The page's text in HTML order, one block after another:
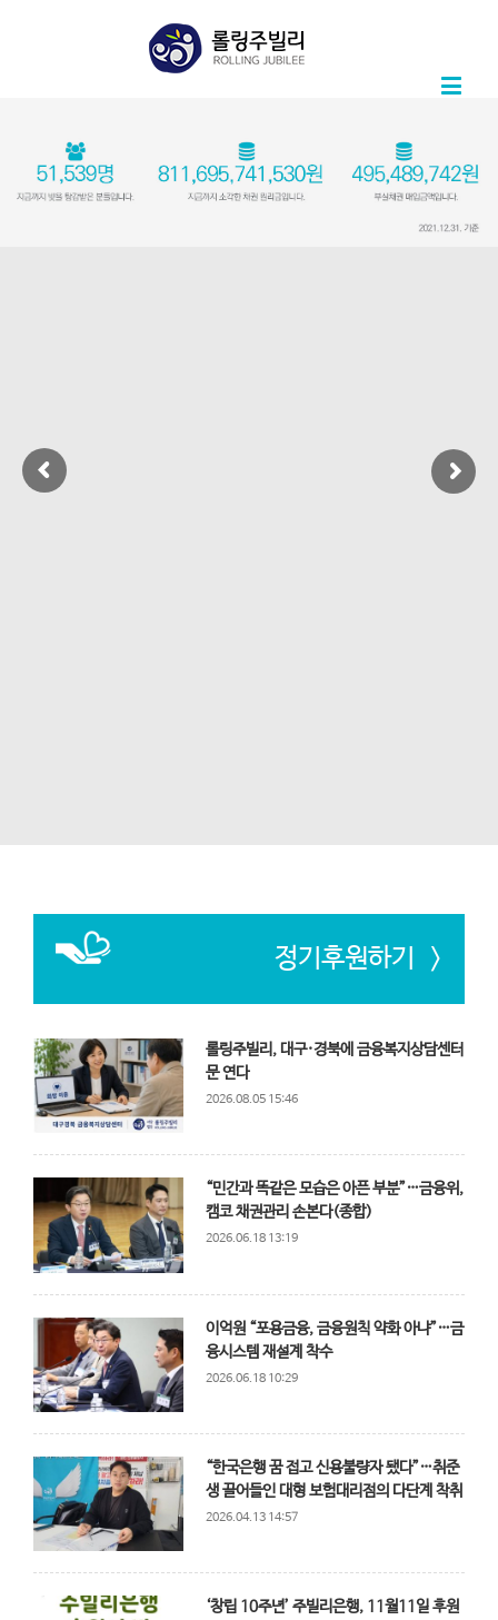
정기후원하기 >
롤링주빌리, 대구·경북에 금융복지상담센터
문 연다
2026.08.05 15:46
“민간과 똑같은 모습은 아픈 부분”…금융위,
캠코 채권관리 손본다(종합)
2026.06.18 13:19
이억원 “포용금융, 금융원칙 약화 아냐”…금
융시스템 재설계 착수
2026.06.18 10:29
“한국은행 꿈 접고 신용불량자 됐다”…취준
생 끌어들인 대형 보험대리점의 다단계 착취
2026.04.13 14:57
‘창립 10주년’ 주빌리은행, 11월11일 후원